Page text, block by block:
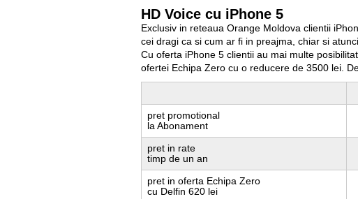
HD Voice cu iPhone 5
Exclusiv in reteaua Orange Moldova clientii
cei dragi ca si cum ar fi in preajma, chiar si
Cu oferta iPhone 5 clientii au mai multe
ofertei Echipa Zero cu o reducere de 3500 lei.
pret promotional
la Abonament
pret in rate
timp de un an
pret in oferta Echipa Zero
cu Delfin 620 lei